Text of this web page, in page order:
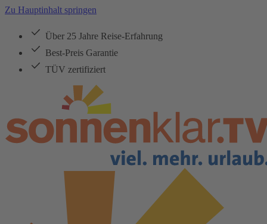
Zu Hauptinhalt springen
Über 25 Jahre Reise-Erfahrung
Best-Preis Garantie
TÜV zertifiziert